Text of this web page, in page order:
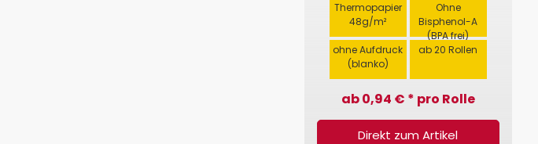
Thermopapier
48g/m²
Ohne
Bisphenol-A
(BPA frei)
ohne Aufdruck
(blanko)
ab 20 Rollen
ab 0,94 € * pro Rolle
Direkt zum Artikel